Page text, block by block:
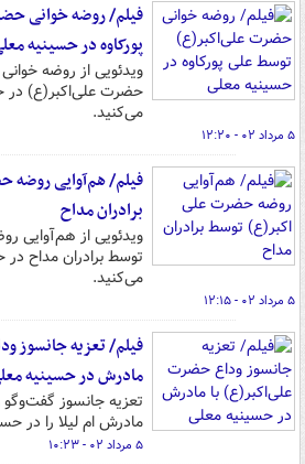
فیلم/ روضه خوانی
پورکاوه در حسینیه
ویدئویی از روضه خوانی
حضرت علی‌اکبر(ع) در
می‌کنید.
۵ مرداد ۰۲ - ۱۲:۲۰
فیلم/ هم‌آوایی
برادران مداح
ویدئویی از هم‌آوایی
توسط برادران مداح
می‌کنید.
۵ مرداد ۰۲ - ۱۲:۱۵
فیلم/ تعزیه جانسوز
مادرش در حسینیه
تعزیه جانسوز
مادرش ام لیلا را در
۵ مرداد ۰۲ - ۱۰:۲۳